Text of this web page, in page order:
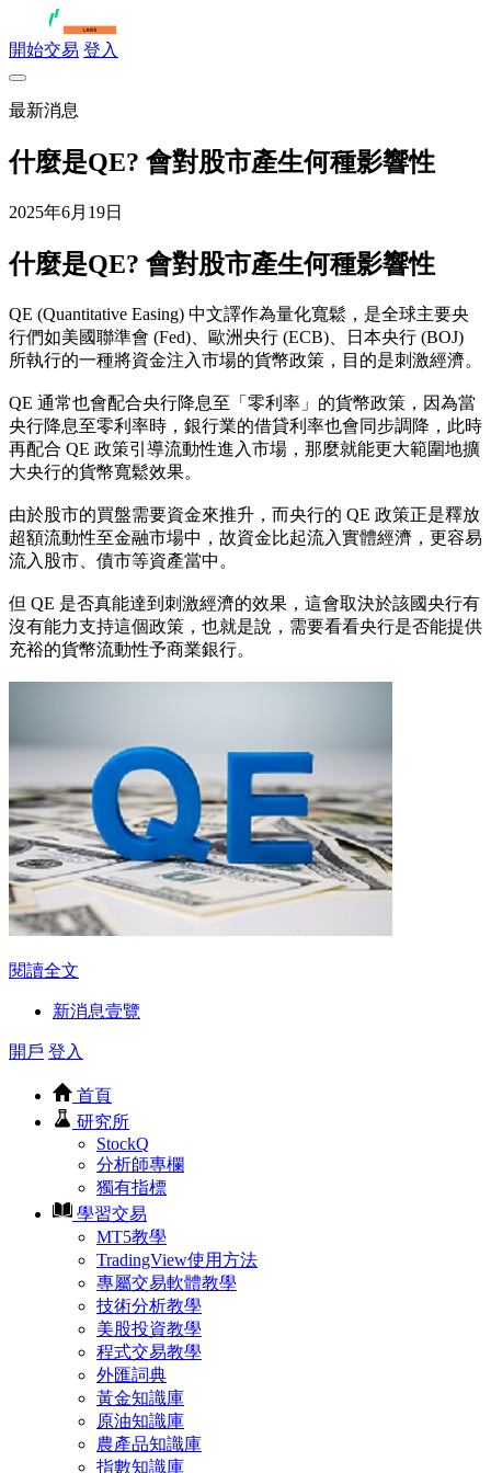
開始交易 登入
最新消息
什麼是QE? 會對股市產生何種影響性
2025年6月19日
什麼是QE? 會對股市產生何種影響性
QE (Quantitative Easing) 中文譯作為量化寬鬆，是全球主要央
行們如美國聯準會 (Fed)、歐洲央行 (ECB)、日本央行 (BOJ)
所執行的一種將資金注入市場的貨幣政策，目的是刺激經濟。
QE 通常也會配合央行降息至「零利率」的貨幣政策，因為當
央行降息至零利率時，銀行業的借貸利率也會同步調降，此時
再配合 QE 政策引導流動性進入市場，那麼就能更大範圍地擴
大央行的貨幣寬鬆效果。
由於股市的買盤需要資金來推升，而央行的 QE 政策正是釋放
超額流動性至金融市場中，故資金比起流入實體經濟，更容易
流入股市、債市等資產當中。
但 QE 是否真能達到刺激經濟的效果，這會取決於該國央行有
沒有能力支持這個政策，也就是說，需要看看央行是否能提供
充裕的貨幣流動性予商業銀行。
閱讀全文
新消息壹覽
開戶 登入
首頁
研究所
StockQ
分析師專欄
獨有指標
學習交易
MT5教學
TradingView使用方法
專屬交易軟體教學
技術分析教學
美股投資教學
程式交易教學
外匯詞典
黃金知識庫
原油知識庫
農產品知識庫
指數知識庫